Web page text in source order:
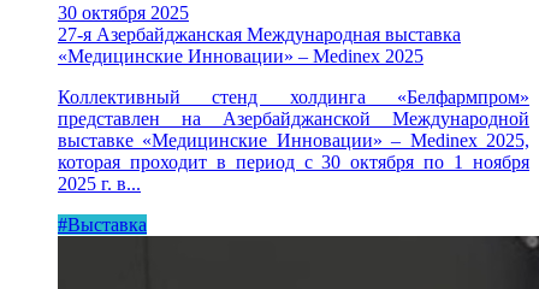
30 октября 2025
27-я Азербайджанская Международная выставка
«Медицинские Инновации» – Medinex 2025
Коллективный стенд холдинга «Белфармпром»
представлен на Азербайджанской Международной
выставке «Медицинские Инновации» – Medinex 2025,
которая проходит в период с 30 октября по 1 ноября
2025 г. в...
#Выставка